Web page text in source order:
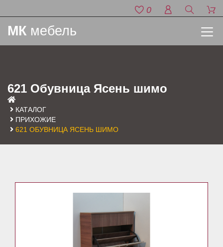
0
МК мебель
621 Обувница Ясень шимо
КАТАЛОГ
ПРИХОЖИЕ
621 ОБУВНИЦА ЯСЕНЬ ШИМО